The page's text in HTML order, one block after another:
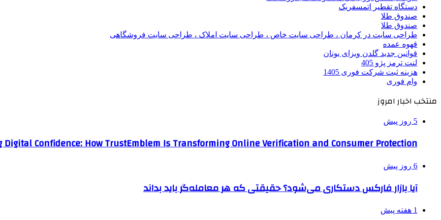
دستگاه تقطیر اتمسفریک
صندوق طلا
صندوق طلا
طراحی سایت در کرمان ، طراحی سایت خاص ، طراحی سایت املاک ، طراحی سایت فروشگاهی
قهوه عمده
قوانین جدید گلدن ویزای یونان
لنت ترمز پژو 405
هزینه ثبت شرکت فوری 1405
وام فوری
منتخب اخبار امروز
5 روز پیش
Confidence: How TrustEmblem Is Transforming Online Verification and Consumer Protection
6 روز پیش
آیا بازار فارکس دستکاری می‌شود؟ حقیقتی که هر معامله‌گر باید بداند
1 هفته پیش